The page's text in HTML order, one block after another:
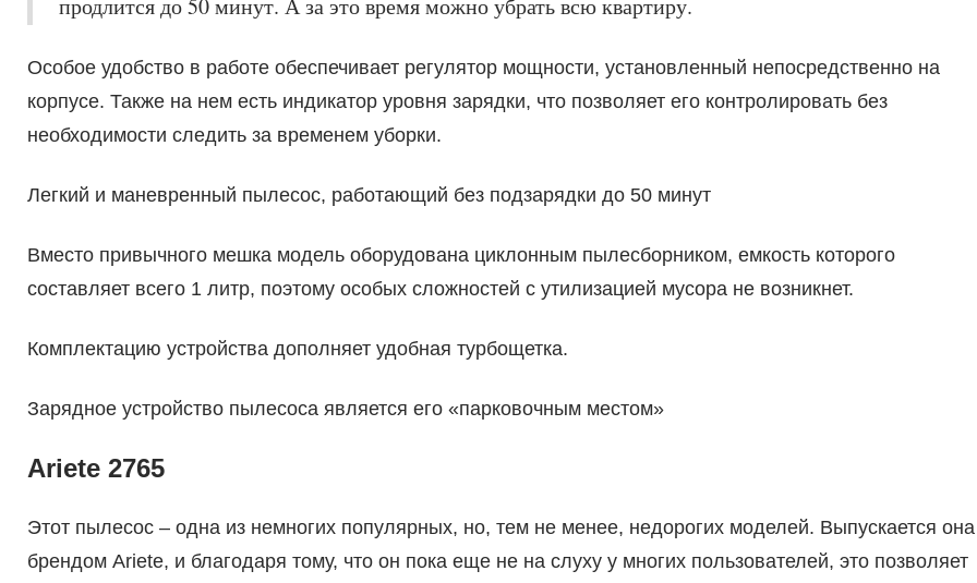
продлится до 50 минут. А за это время можно убрать всю квартиру.
Особое удобство в работе обеспечивает регулятор мощности, установленный непосредственно на
корпусе. Также на нем есть индикатор уровня зарядки, что позволяет его контролировать без
необходимости следить за временем уборки.
Легкий и маневренный пылесос, работающий без подзарядки до 50 минут
Вместо привычного мешка модель оборудована циклонным пылесборником, емкость которого
составляет всего 1 литр, поэтому особых сложностей с утилизацией мусора не возникнет.
Комплектацию устройства дополняет удобная турбощетка.
Зарядное устройство пылесоса является его «парковочным местом»
Ariete 2765
Этот пылесос – одна из немногих популярных, но, тем не менее, недорогих моделей. Выпускается она
брендом Ariete, и благодаря тому, что он пока еще не на слуху у многих пользователей, это позволяет